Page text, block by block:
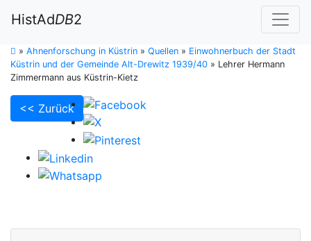
HistAdDB2
» Ahnenforschung in Küstrin » Quellen » Einwohnerbuch der Stadt
Küstrin und der Gemeinde Alt-Drewitz 1939/40 » Lehrer Hermann
Zimmermann aus Küstrin-Kietz
<< Zurück